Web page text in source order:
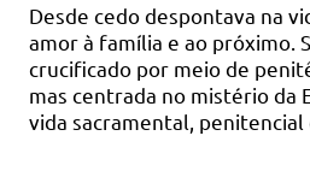
Desde cedo despontava na
amor à família e ao próximo.
crucificado por meio de
mas centrada no mistério da
vida sacramental, penitencial